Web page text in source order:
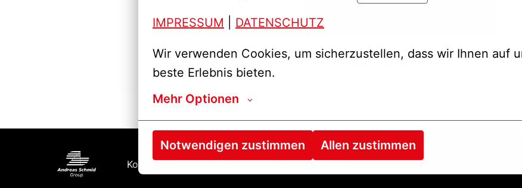
IMPRESSUM DATENSCHUTZ
Wir verwenden Cookies, um sicherzustellen, dass wir Ihnen auf
beste Erlebnis bieten.
Mehr Optionen
Notwendigen zustimmen Allen zustimmen
Startseite
Kontakt Impressum Cookies Datenschutz